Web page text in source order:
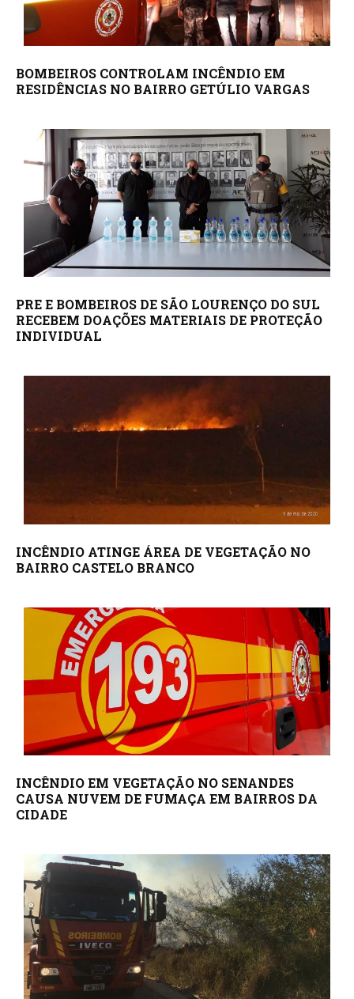
BOMBEIROS CONTROLAM INCÊNDIO EM
RESIDÊNCIAS NO BAIRRO GETÚLIO VARGAS
PRE E BOMBEIROS DE SÃO LOURENÇO DO SUL
RECEBEM DOAÇÕES MATERIAIS DE PROTEÇÃO
INDIVIDUAL
INCÊNDIO ATINGE ÁREA DE VEGETAÇÃO NO
BAIRRO CASTELO BRANCO
INCÊNDIO EM VEGETAÇÃO NO SENANDES
CAUSA NUVEM DE FUMAÇA EM BAIRROS DA
CIDADE